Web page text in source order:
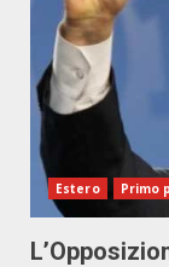
Estero Primo